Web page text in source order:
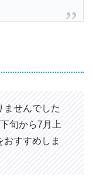
ませんでした
旬から7月上
すすめしま